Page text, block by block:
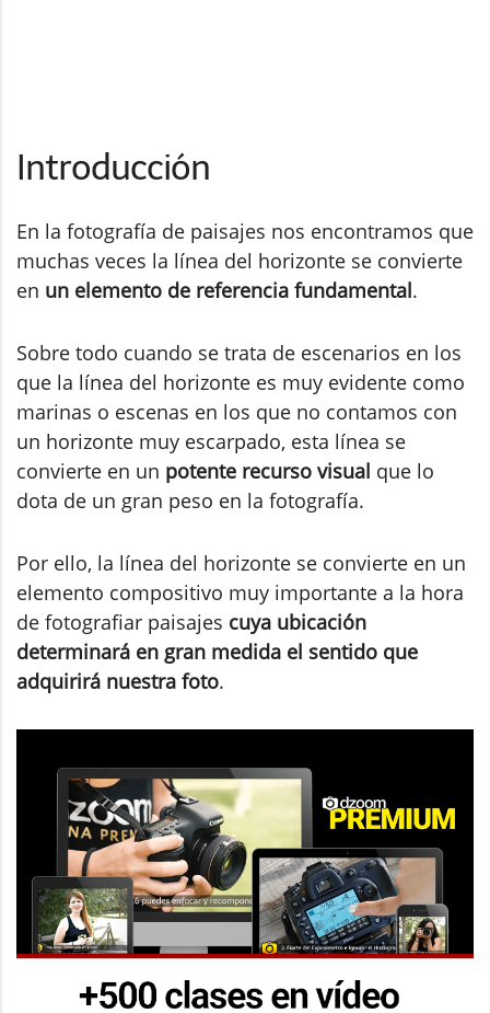
Introducción
En la fotografía de paisajes nos encontramos que
muchas veces la línea del horizonte se convierte
en un elemento de referencia fundamental.
Sobre todo cuando se trata de escenarios en los
que la línea del horizonte es muy evidente como
marinas o escenas en los que no contamos con
un horizonte muy escarpado, esta línea se
convierte en un potente recurso visual que lo
dota de un gran peso en la fotografía.
Por ello, la línea del horizonte se convierte en un
elemento compositivo muy importante a la hora
de fotografiar paisajes cuya ubicación
determinará en gran medida el sentido que
adquirirá nuestra foto.